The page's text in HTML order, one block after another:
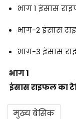
भाग 1 इंसास
भाग-2 इंसास
भाग-3 इंसास
भाग 1
इंसास राइफल का
मुख्य बेसिक